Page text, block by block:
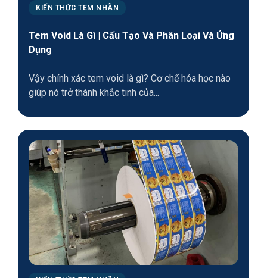
KIẾN THỨC TEM NHÃN
Tem Void Là Gì | Cấu Tạo Và Phân Loại Và Ứng
Dụng
Vậy chính xác tem void là gì? Cơ chế hóa học nào
giúp nó trở thành khắc tinh của...